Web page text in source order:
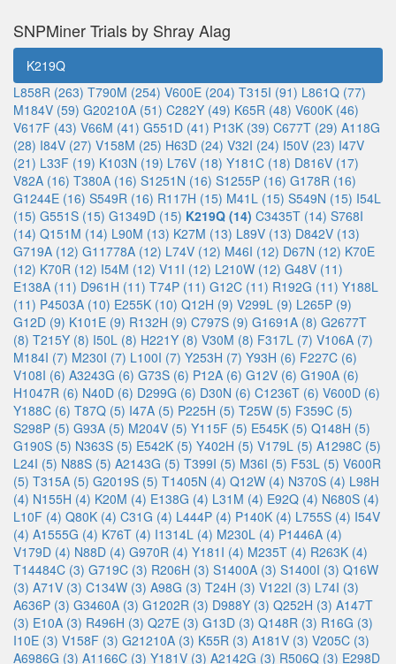
SNPMiner Trials by Shray Alag
K219Q
L858R (263) T790M (254) V600E (204) T315I (91) L861Q (77)
M184V (59) G20210A (51) C282Y (49) K65R (48) V600K (46)
V617F (43) V66M (41) G551D (41) P13K (39) C677T (29) A118G
(28) I84V (27) V158M (25) H63D (24) V32I (24) I50V (23) I47V
(21) L33F (19) K103N (19) L76V (18) Y181C (18) D816V (17)
V82A (16) T380A (16) S1251N (16) S1255P (16) G178R (16)
G1244E (16) S549R (16) R117H (15) M41L (15) S549N (15) I54L
(15) G551S (15) G1349D (15) K219Q (14) C3435T (14) S768I
(14) Q151M (14) L90M (13) K27M (13) L89V (13) D842V (13)
G719A (12) G11778A (12) L74V (12) M46I (12) D67N (12) K70E
(12) K70R (12) I54M (12) V11I (12) L210W (12) G48V (11)
E138A (11) D961H (11) T74P (11) G12C (11) R192G (11) Y188L
(11) P4503A (10) E255K (10) Q12H (9) V299L (9) L265P (9)
G12D (9) K101E (9) R132H (9) C797S (9) G1691A (8) G2677T
(8) T215Y (8) I50L (8) H221Y (8) V30M (8) F317L (7) V106A (7)
M184I (7) M230I (7) L100I (7) Y253H (7) Y93H (6) F227C (6)
V108I (6) A3243G (6) G73S (6) P12A (6) G12V (6) G190A (6)
H1047R (6) N40D (6) D299G (6) D30N (6) C1236T (6) V600D (6)
Y188C (6) T87Q (5) I47A (5) P225H (5) T25W (5) F359C (5)
S298P (5) G93A (5) M204V (5) Y115F (5) E545K (5) Q148H (5)
G190S (5) N363S (5) E542K (5) Y402H (5) V179L (5) A1298C (5)
L24I (5) N88S (5) A2143G (5) T399I (5) M36I (5) F53L (5) V600R
(5) T315A (5) G2019S (5) T1405N (4) Q12W (4) N370S (4) L98H
(4) N155H (4) K20M (4) E138G (4) L31M (4) E92Q (4) N680S (4)
L10F (4) Q80K (4) C31G (4) L444P (4) P140K (4) L755S (4) I54V
(4) A1555G (4) K76T (4) I1314L (4) M230L (4) P1446A (4)
V179D (4) N88D (4) G970R (4) Y181I (4) M235T (4) R263K (4)
T14484C (3) G719C (3) R206H (3) S1400A (3) S1400I (3) Q16W
(3) A71V (3) C134W (3) A98G (3) T24H (3) V122I (3) L74I (3)
A636P (3) G3460A (3) G1202R (3) D988Y (3) Q252H (3) A147T
(3) E10A (3) R496H (3) Q27E (3) G13D (3) Q148R (3) R16G (3)
I10E (3) V158F (3) G21210A (3) K55R (3) A181V (3) V205C (3)
A6986G (3) A1166C (3) Y181V (3) A2142G (3) R506Q (3) E298D